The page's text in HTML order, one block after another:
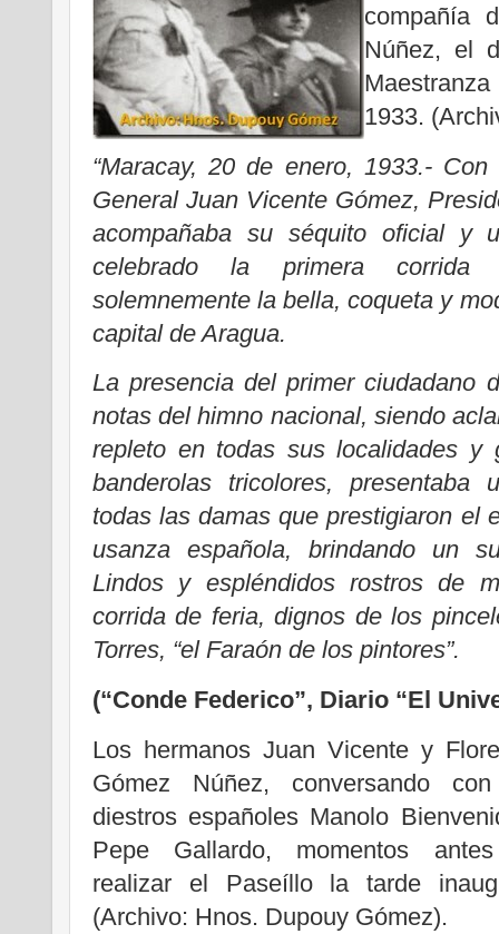
compañía
Núñez, el
1933.
“Maracay, 20 de enero, 1933.-
General Juan Vicente Gómez,
acompañaba su séquito oficial y
celebrado la primera corrida
solemnemente la bella, coqueta y
capital de Aragua.
La presencia del primer ciudadano
notas del himno nacional, siendo
repleto en todas sus localidades y
banderolas tricolores, presentaba
todas las damas que prestigiaron el
usanza española, brindando un
Lindos y espléndidos rostros de
corrida de feria, dignos de los
Torres, “el Faraón de los pintores”.
(“Conde Federico”, Diario “El
Los hermanos Juan Vicente y
Gómez Núñez, conversando
diestros españoles Manolo
Pepe Gallardo, momentos
realizar el Paseíllo la tarde
(Archivo: Hnos. Dupouy Gómez).